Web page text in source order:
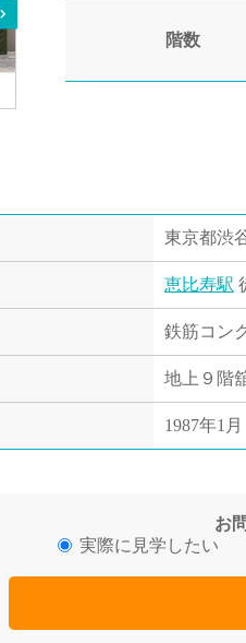
階数
東京都渋
恵比寿駅
鉄筋コン
地上９階
1987年1月
お
実際に見学したい